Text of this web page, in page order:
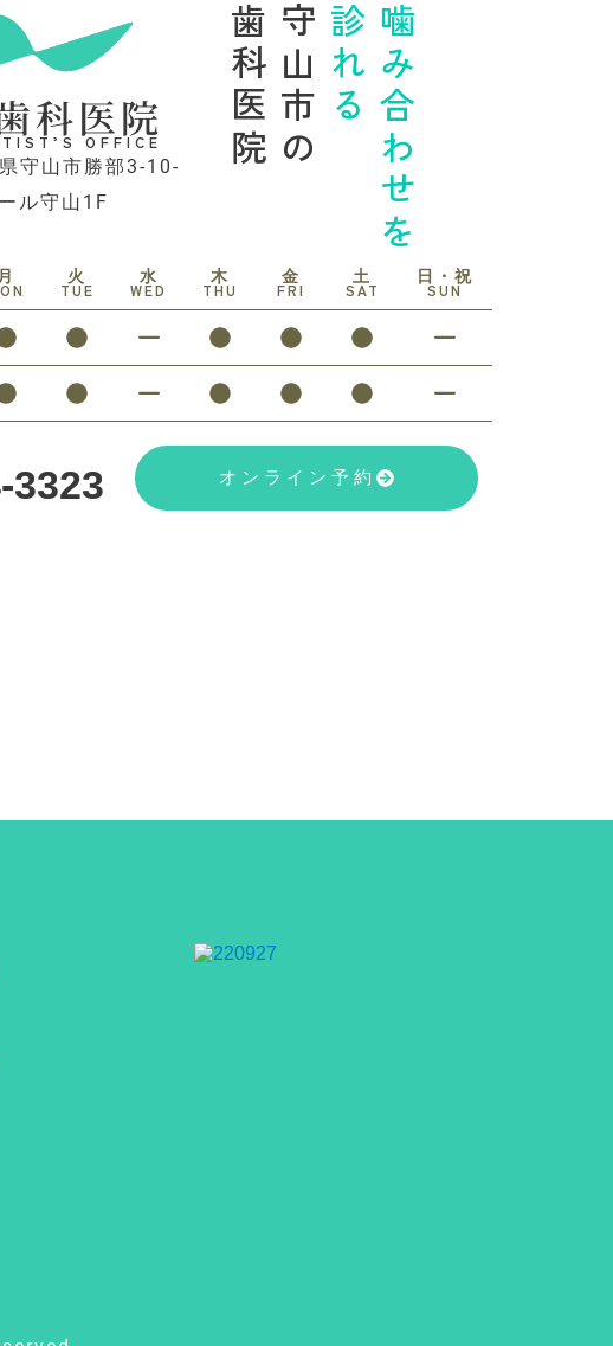
科医院
OFFICE
守山市勝部3-10-
ル守山1F
噛み合わせを
診れる
守山市の
歯科医院
月 火
TUE
水
WED
木
THU
金
FRI
土
SAT
日・祝
SUN
3323 オンライン予約